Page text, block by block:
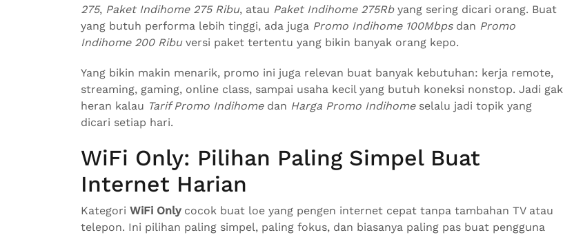
275, Paket Indihome 275 Ribu, atau Paket Indihome 275Rbyang sering dicari orang. Buat
yang butuh performa lebih tinggi, ada juga Promo Indihome 100Mbpsdan Promo
Indihome 200 Ribuversi paket tertentu yang bikin banyak orang kepo.
Yang bikin makin menarik, promo ini juga relevan buat banyak kebutuhan: kerja remote,
streaming, gaming, online class, sampai usaha kecil yang butuh koneksi nonstop. Jadi gak
heran kalau Tarif Promo Indihomedan Harga Promo Indihomeselalu jadi topik yang
dicari setiap hari.
WiFi Only: Pilihan Paling Simpel Buat
Internet Harian
Kategori WiFi Onlycocok buat loe yang pengen internet cepat tanpa tambahan TV atau
telepon. Ini pilihan paling simpel, paling fokus, dan biasanya paling pas buat pengguna